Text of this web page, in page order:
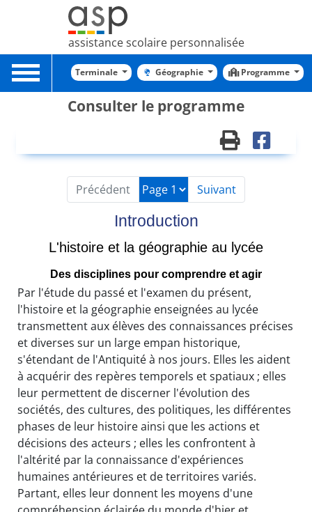
assistance scolaire personnalisée
Toggle
navigation
Terminale Géographie Programme
Consulter le programme
Précédent Suivant
Introduction
L'histoire et la géographie au lycée
Des disciplines pour comprendre et agir
Par l'étude du passé et l'examen du présent,
l'histoire et la géographie enseignées au lycée
transmettent aux élèves des connaissances précises
et diverses sur un large empan historique,
s'étendant de l'Antiquité à nos jours. Elles les aident
à acquérir des repères temporels et spatiaux ; elles
leur permettent de discerner l'évolution des
sociétés, des cultures, des politiques, les différentes
phases de leur histoire ainsi que les actions et
décisions des acteurs ; elles les confrontent à
l'altérité par la connaissance d'expériences
humaines antérieures et de territoires variés.
Partant, elles leur donnent les moyens d'une